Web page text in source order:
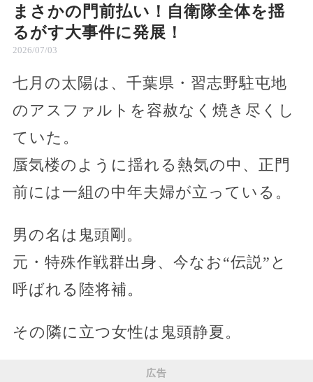
まさかの門前払い！自衛隊全体を揺
るがす大事件に発展！
2026/07/03
七月の太陽は、千葉県・習志野駐屯地
のアスファルトを容赦なく焼き尽くし
ていた。
蜃気楼のように揺れる熱気の中、正門
前には一組の中年夫婦が立っている。
男の名は鬼頭剛。
元・特殊作戦群出身、今なお“伝説”と
呼ばれる陸将補。
その隣に立つ女性は鬼頭静夏。
広告